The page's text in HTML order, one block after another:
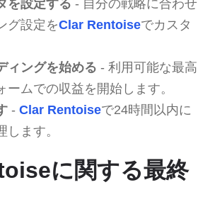
を設定する - 自分の戦略に合わせ
グ設定をClar Rentoiseでカスタ
ィングを始める - 利用可能な最高
ームでの収益を開始します。
- Clar Rentoiseで24時間以内に
します。
に関する最終